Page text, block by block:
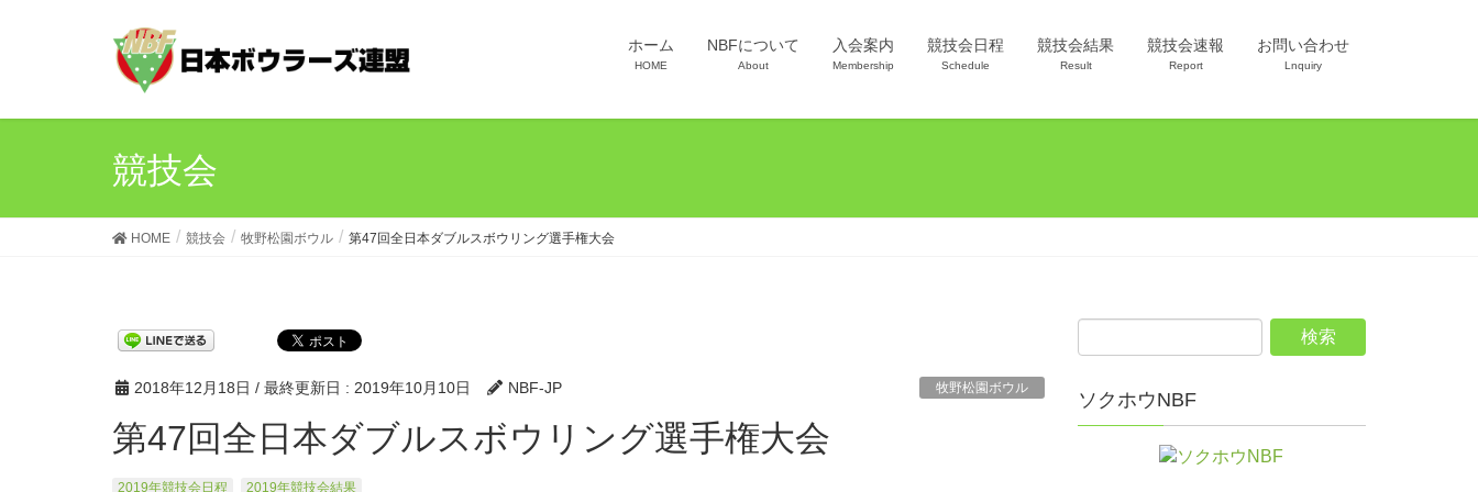
ホーム
HOME
NBFについて
About
入会案内
Membership
競技会日程
Schedule
競技会結果
Result
競技会速報
Report
お問い合わせ
Lnquiry
競技会
HOME 競技会 牧野松園ボウル 第47回全日本ダブルスボウリング選手権大会
2018年12月18日 / 最終更新日 : 2019年10月10日 NBF-JP 牧野松園ボウル
第47回全日本ダブルスボウリング選手権大会
2019年競技会日程 2019年競技会結果
ソクホウNBF